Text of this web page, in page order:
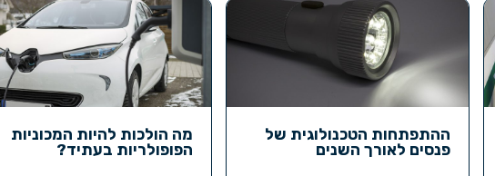
ההתפתחות הטכנולוגית של
פנסים לאורך השנים
מה הולכות להיות המכוניות
הפופולריות בעתיד?